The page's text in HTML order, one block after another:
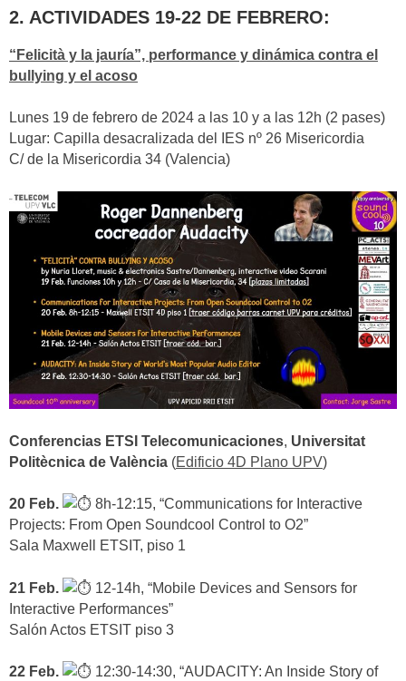
2. ACTIVIDADES 19-22 DE FEBRERO:
“Felicità y la jauría”, performance y dinámica contra el
bullying y el acoso
Lunes 19 de febrero de 2024 a las 10 y a las 12h (2 pases)
Lugar: Capilla desacralizada del IES nº 26 Misericordia
C/ de la Misericordia 34 (Valencia)
Conferencias ETSI Telecomunicaciones, Universitat
Politècnica de València (Edificio 4D Plano UPV)
20 Feb.
8h-12:15, “Communications for Interactive
Projects: From Open Soundcool Control to O2”
Sala Maxwell ETSIT, piso 1
21 Feb.
12-14h, “Mobile Devices and Sensors for
Interactive Performances”
Salón Actos ETSIT piso 3
22 Feb.
12:30-14:30, “AUDACITY: An Inside Story of